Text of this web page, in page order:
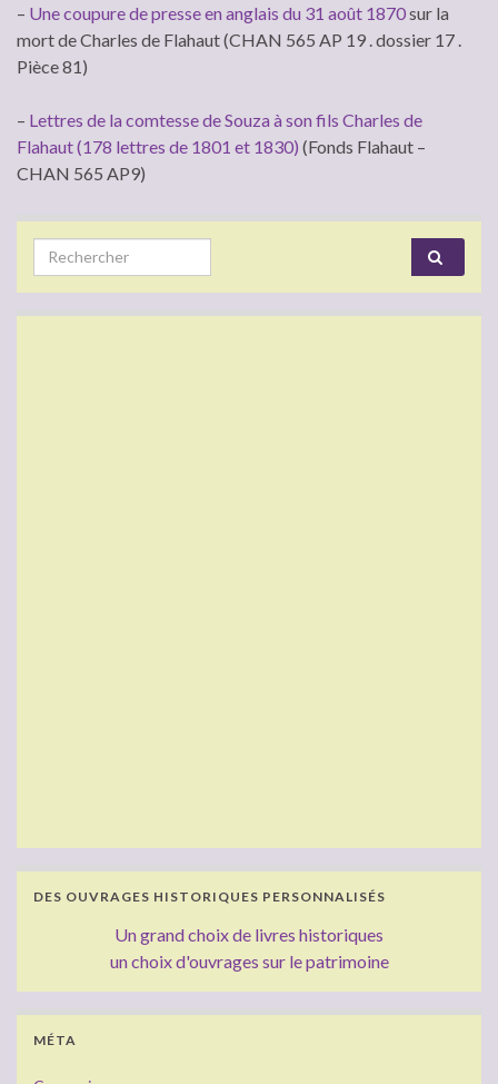
– Une coupure de presse en anglais du 31 août 1870sur la
mort de Charles de Flahaut (CHAN 565 AP 19 . dossier 17 .
Pièce 81)
– Lettres de la comtesse de Souza à son fils Charles de
Flahaut (178 lettres de 1801 et 1830) (Fonds Flahaut –
CHAN 565 AP9)
Search for:
DES OUVRAGES HISTORIQUES PERSONNALISÉS
Un grand choix de livres historiques
un choix d'ouvrages sur le patrimoine
MÉTA